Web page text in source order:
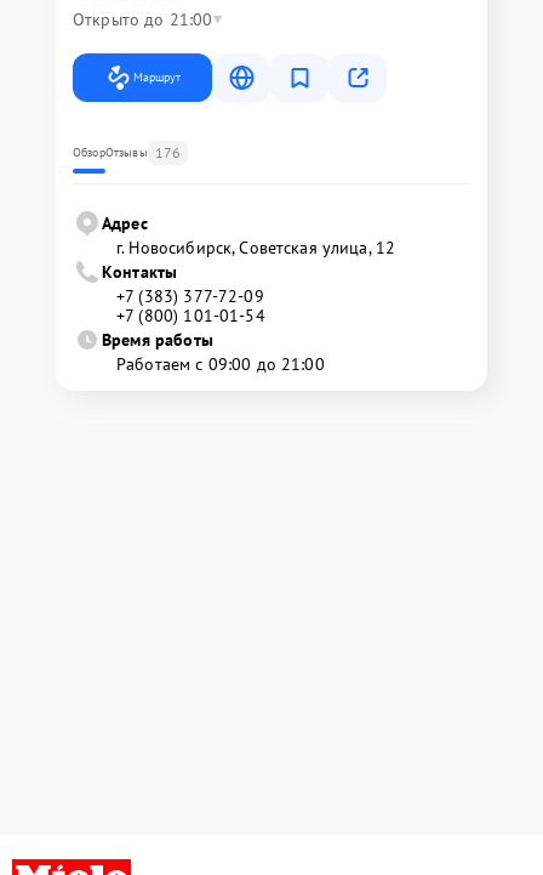
Открыто до 21:00
Маршрут
ОбзорОтзывы 176
Адрес
г. Новосибирск, Советская улица, 12
Контакты
+7 (383) 377-72-09
+7 (800) 101-01-54
Время работы
Работаем с 09:00 до 21:00